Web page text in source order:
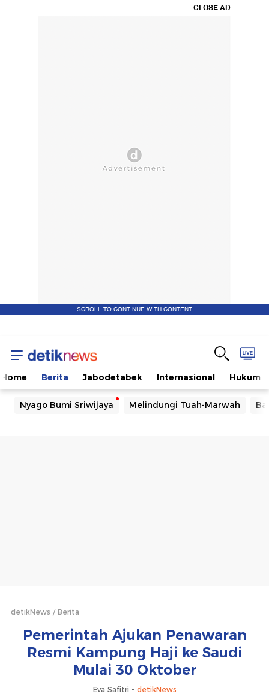
CLOSE AD
SCROLL TO CONTINUE WITH CONTENT
Home Berita Jabodetabek Internasional Hukum
Nyago Bumi Sriwijaya Melindungi Tuah-Marwah
detikNews Berita
Pemerintah Ajukan Penawaran
Resmi Kampung Haji ke Saudi
Mulai 30 Oktober
Eva Safitri - detikNews